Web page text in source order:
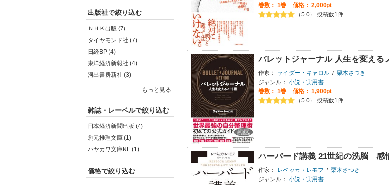
出版社で絞り込む
ＮＨＫ出版 (7)
ダイヤモンド社 (7)
日経BP (4)
東洋経済新報社 (4)
河出書房新社 (3)
もっと見る
雑誌・レーベルで絞り込む
日本経済新聞出版 (4)
創元推理文庫 (1)
ハヤカワ文庫NF (1)
価格で絞り込む
巻数： 1巻
価格： 2,000pt
（5.0） 投稿数1件
バレットジャーナル 人生を変える
作家： ライダー・キャロル / 栗木さつき
ジャンル： 小説・実用書
巻数： 1巻
価格： 1,900pt
（5.0） 投稿数1件
ハーバード講義 21世紀の洗脳 感
作家： レベッカ・レモフ / 栗木さつき
ジャンル： 小説・実用書